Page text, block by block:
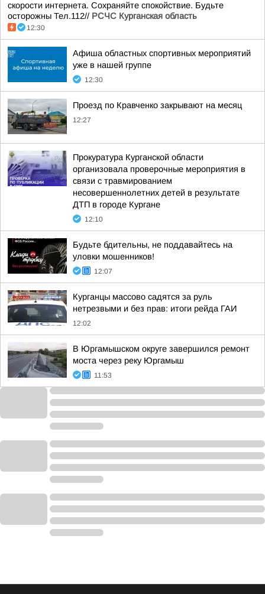
скорости интернета. Сохраняйте спокойствие. Будьте
осторожны Тел.112// РСЧС Курганская область
12:30
Афиша областных спортивных мероприятий
уже в нашей группе
12:30
Проезд по Кравченко закрывают на месяц
12:27
Прокуратура Курганской области
организовала проверочные мероприятия в
связи с травмированием
несовершеннолетних детей в результате
ДТП в городе Кургане
12:10
Будьте бдительны, не поддавайтесь на
уловки мошенников!
12:07
Курганцы массово садятся за руль
нетрезвыми и без прав: итоги рейда ГАИ
12:02
В Юргамышском округе завершился ремонт
моста через реку Юргамыш
11:53